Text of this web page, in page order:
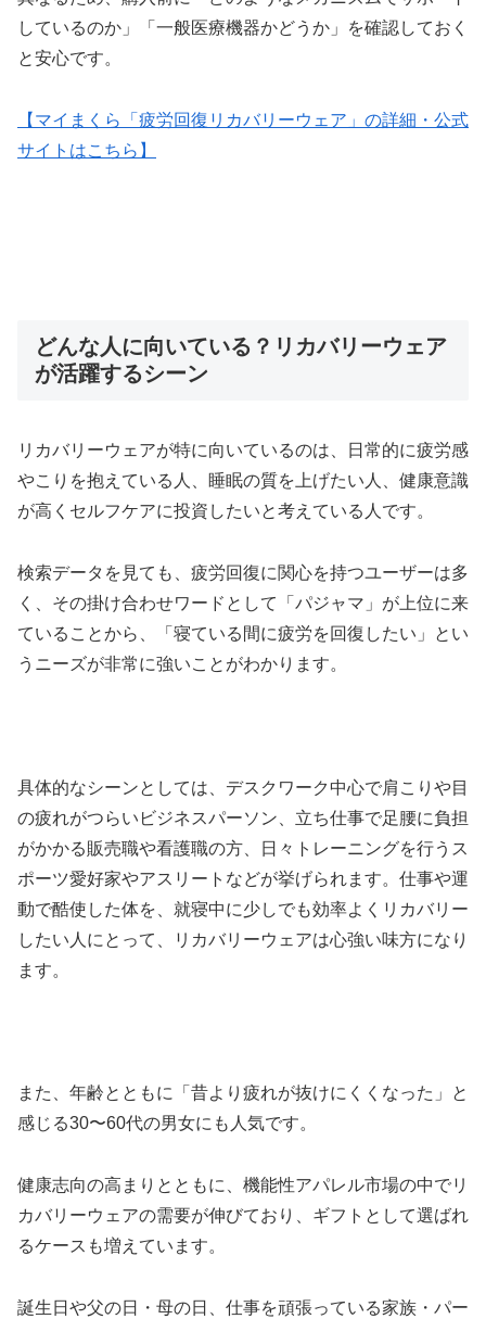
しているのか」「一般医療機器かどうか」を確認しておく
と安心です。
【マイまくら「疲労回復リカバリーウェア」の詳細・公式
サイトはこちら】
どんな人に向いている？リカバリーウェア
が活躍するシーン
リカバリーウェアが特に向いているのは、日常的に疲労感
やこりを抱えている人、睡眠の質を上げたい人、健康意識
が高くセルフケアに投資したいと考えている人です。
検索データを見ても、疲労回復に関心を持つユーザーは多
く、その掛け合わせワードとして「パジャマ」が上位に来
ていることから、「寝ている間に疲労を回復したい」とい
うニーズが非常に強いことがわかります。
具体的なシーンとしては、デスクワーク中心で肩こりや目
の疲れがつらいビジネスパーソン、立ち仕事で足腰に負担
がかかる販売職や看護職の方、日々トレーニングを行うス
ポーツ愛好家やアスリートなどが挙げられます。仕事や運
動で酷使した体を、就寝中に少しでも効率よくリカバリー
したい人にとって、リカバリーウェアは心強い味方になり
ます。
また、年齢とともに「昔より疲れが抜けにくくなった」と
感じる30〜60代の男女にも人気です。
健康志向の高まりとともに、機能性アパレル市場の中でリ
カバリーウェアの需要が伸びており、ギフトとして選ばれ
るケースも増えています。
誕生日や父の日・母の日、仕事を頑張っている家族・パー